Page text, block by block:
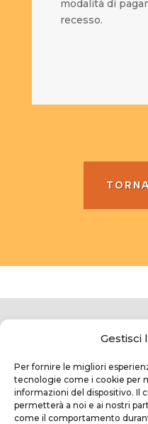
Gestisci
Per fornire le migliori
tecnologie come i cookie per
informazioni del dispositivo. Il
permetterà a noi e ai nostri
come il comportamento
modalità di
recesso.